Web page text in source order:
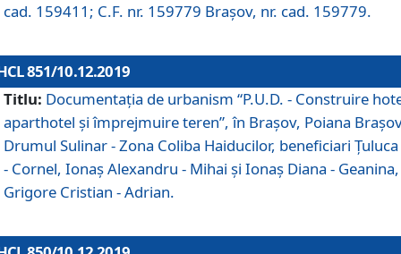
cad. 159411; C.F. nr. 159779 Brașov, nr. cad. 159779.
851/10.12.2019
Titlu: Documentaţia de urbanism “P.U.D. - Construire
aparthotel şi împrejmuire teren”, în Braşov, Poiana
Drumul Sulinar - Zona Coliba Haiducilor, beneficiari
- Cornel, Ionaş Alexandru - Mihai şi Ionaş Diana - Geanina,
Grigore Cristian - Adrian.